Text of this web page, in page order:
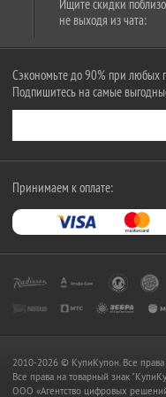
Ищите скидки
не выходя из чата:
Сэкономьте до 90% при любых
Подпишитесь на самые
Принимаем к оплате:
2010-2026 © КупиКупон. Все
Все права на товарный знак
OOO «Агентство цифровых